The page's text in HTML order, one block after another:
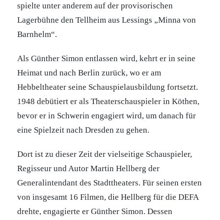
spielte unter anderem auf der provisorischen
Lagerbühne den Tellheim aus Lessings „Minna von
Barnhelm“.
Als Günther Simon entlassen wird, kehrt er in seine
Heimat und nach Berlin zurück, wo er am
Hebbeltheater seine Schauspielausbildung fortsetzt.
1948 debütiert er als Theaterschauspieler in Köthen,
bevor er in Schwerin engagiert wird, um danach für
eine Spielzeit nach Dresden zu gehen.
Dort ist zu dieser Zeit der vielseitige Schauspieler,
Regisseur und Autor Martin Hellberg der
Generalintendant des Stadttheaters. Für seinen ersten
von insgesamt 16 Filmen, die Hellberg für die DEFA
drehte, engagierte er Günther Simon. Dessen